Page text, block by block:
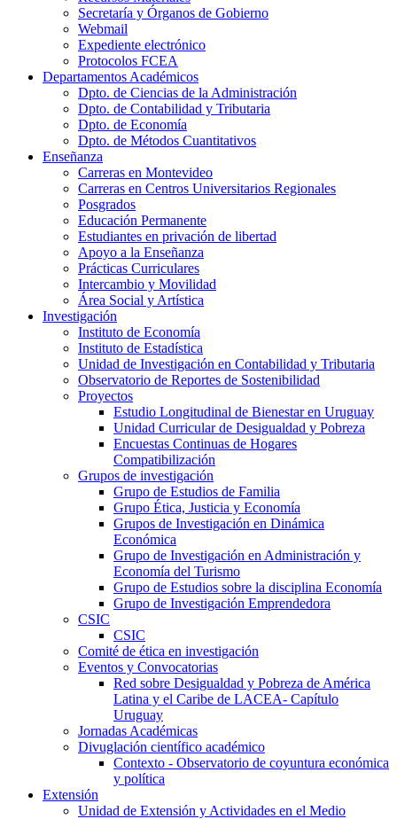
Secretaría y Órganos de Gobierno
Webmail
Expediente electrónico
Protocolos FCEA
Departamentos Académicos
Dpto. de Ciencias de la Administración
Dpto. de Contabilidad y Tributaria
Dpto. de Economía
Dpto. de Métodos Cuantitativos
Enseñanza
Carreras en Montevideo
Carreras en Centros Universitarios Regionales
Posgrados
Educación Permanente
Estudiantes en privación de libertad
Apoyo a la Enseñanza
Prácticas Curriculares
Intercambio y Movilidad
Área Social y Artística
Investigación
Instituto de Economía
Instituto de Estadística
Unidad de Investigación en Contabilidad y Tributaria
Observatorio de Reportes de Sostenibilidad
Proyectos
Estudio Longitudinal de Bienestar en Uruguay
Unidad Curricular de Desigualdad y Pobreza
Encuestas Continuas de Hogares
Compatibilización
Grupos de investigación
Grupo de Estudios de Familia
Grupo Ética, Justicia y Economía
Grupos de Investigación en Dinámica
Económica
Grupo de Investigación en Administración y
Economía del Turismo
Grupo de Estudios sobre la disciplina Economía
Grupo de Investigación Emprendedora
CSIC
CSIC
Comité de ética en investigación
Eventos y Convocatorias
Red sobre Desigualdad y Pobreza de América
Latina y el Caribe de LACEA- Capítulo
Uruguay
Jornadas Académicas
Divuglación científico académico
Contexto - Observatorio de coyuntura económica
y política
Extensión
Unidad de Extensión y Actividades en el Medio